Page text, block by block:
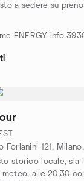
a sedere su
ENERGY info
121, Milano,
storico locale, sia
meteo, alle 20,30